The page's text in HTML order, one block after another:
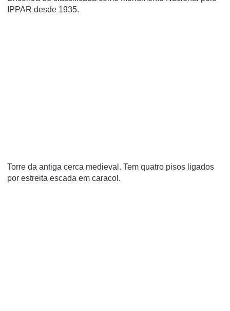
IPPAR desde 1935.
Torre da antiga cerca medieval. Tem quatro pisos ligados
por estreita escada em caracol.